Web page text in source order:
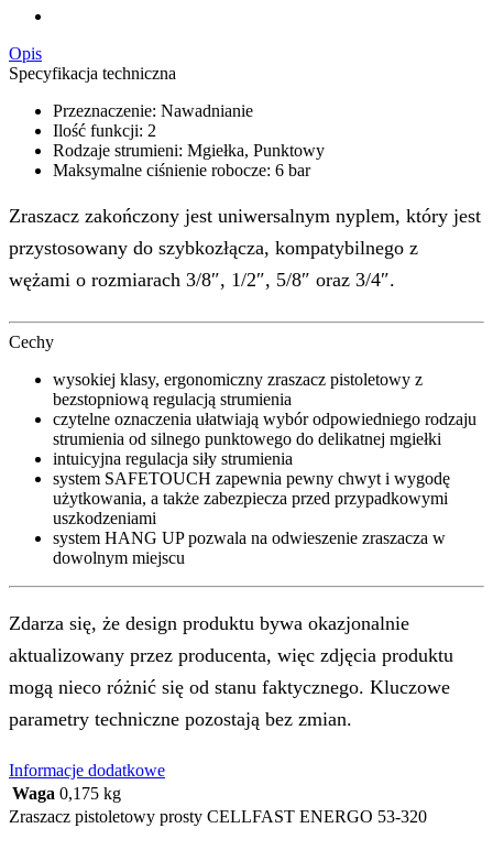
Opis
Specyfikacja techniczna
Przeznaczenie: Nawadnianie
Ilość funkcji: 2
Rodzaje strumieni: Mgiełka, Punktowy
Maksymalne ciśnienie robocze: 6 bar
Zraszacz zakończony jest uniwersalnym nyplem, który jest
przystosowany do szybkozłącza, kompatybilnego z
wężami o rozmiarach 3/8″, 1/2″, 5/8″ oraz 3/4″.
Cechy
wysokiej klasy, ergonomiczny zraszacz pistoletowy z
bezstopniową regulacją strumienia
czytelne oznaczenia ułatwiają wybór odpowiedniego rodzaju
strumienia od silnego punktowego do delikatnej mgiełki
intuicyjna regulacja siły strumienia
system SAFETOUCH zapewnia pewny chwyt i wygodę
użytkowania, a także zabezpiecza przed przypadkowymi
uszkodzeniami
system HANG UP pozwala na odwieszenie zraszacza w
dowolnym miejscu
Zdarza się, że design produktu bywa okazjonalnie
aktualizowany przez producenta, więc zdjęcia produktu
mogą nieco różnić się od stanu faktycznego. Kluczowe
parametry techniczne pozostają bez zmian.
Informacje dodatkowe
Waga 0,175 kg
Zraszacz pistoletowy prosty CELLFAST ENERGO 53-320